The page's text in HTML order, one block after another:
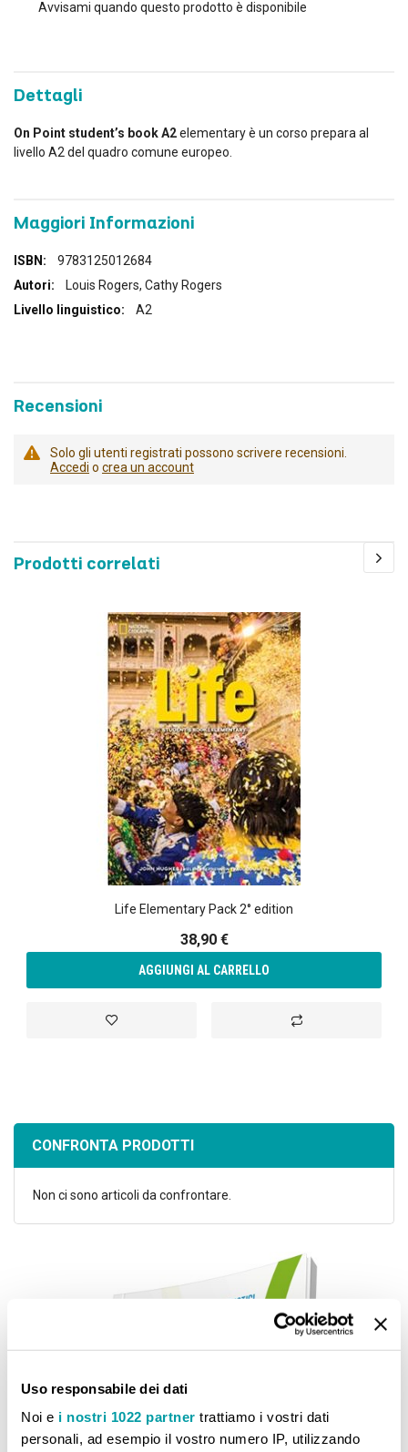
Uso responsabile dei dati
Noi e i nostri 1022 partner trattiamo i vostri dati
personali, ad esempio il vostro numero IP, utilizzando
Avvisami quando questo prodotto è disponibile
Dettagli
On Point student’s book A2elementary è un corso prepara al
livello A2 del quadro comune europeo.
Maggiori Informazioni
Maggiori
Informazioni
9783125012684
Louis Rogers, Cathy Rogers
A2
Recensioni
Solo gli utenti registrati possono scrivere recensioni.
Accedi o crea un account
Prodotti correlati
Life Elementary Pack 2° edition
38,90 €
AGGIUNGI AL CARRELLO
Aggiungi alla lista desideri Aggiungi al
CONFRONTA PRODOTTI
Non ci sono articoli da confrontare.